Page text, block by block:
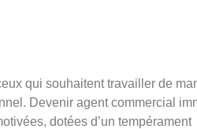
qui souhaitent travailler de
Devenir agent commercial
dotées d’un tempérament